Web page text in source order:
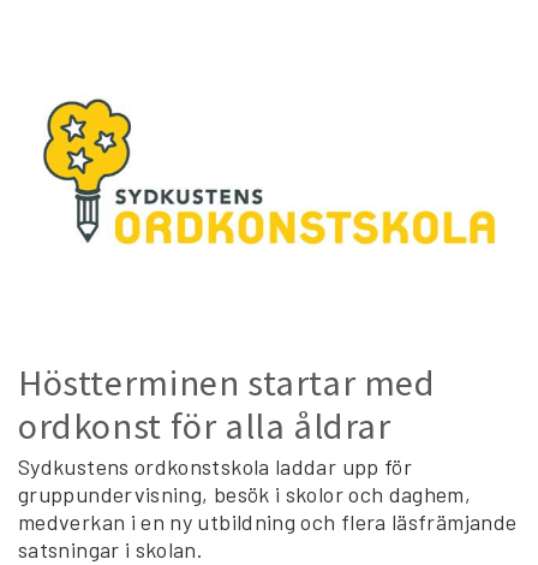
Höstterminen startar med
ordkonst för alla åldrar
Sydkustens ordkonstskola laddar upp för
gruppundervisning, besök i skolor och daghem,
medverkan i en ny utbildning och flera läsfrämjande
satsningar i skolan.